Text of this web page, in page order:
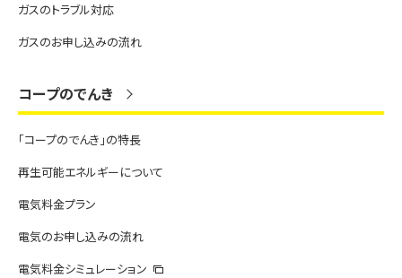
ガスのトラブル対応
ガスのお申し込みの流れ
コープのでんき
「コープのでんき」の特長
再生可能エネルギーについて
電気料金プラン
電気のお申し込みの流れ
電気料金シミュレーション